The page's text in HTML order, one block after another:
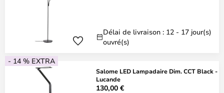
Délai de livraison : 12 - 17 jour(s)
ouvré(s)
- 14 % EXTRA
Salome LED Lampadaire Dim. CCT Black -
Lucande
130,00 €